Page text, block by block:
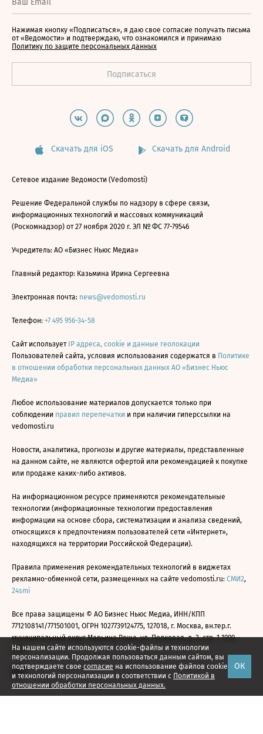
На нашем сайте используются cookie-файлы и технологии
персонализации. Продолжая пользоваться данным сайтом, вы
подтверждаете свое согласие на использование файлов cookie
и технологий персонализации в соответствии с Политикой в
отношении обработки персональных данных.
ОК
Нажимая кнопку «Подписаться», я даю свое согласие получать письма
от «Ведомости» и подтверждаю, что ознакомился и принимаю
Политику по защите персональных данных
Скачать для iOS Скачать для Android
Сетевое издание Ведомости (Vedomosti)
Решение Федеральной службы по надзору в сфере связи,
информационных технологий и массовых коммуникаций
(Роскомнадзор) от 27 ноября 2020 г. ЭЛ № ФС 77-79546
Учредитель: АО «Бизнес Ньюс Медиа»
Главный редактор: Казьмина Ирина Сергеевна
Электронная почта: news@vedomosti.ru
Телефон: +7 495 956-34-58
Сайт использует IP адреса, cookie и данные геолокации
Пользователей сайта, условия использования содержатся в Политике
в отношении обработки персональных данных АО «Бизнес Ньюс
Медиа»
Любое использование материалов допускается только при
соблюдении правил перепечатки и при наличии гиперссылки на
vedomosti.ru
Новости, аналитика, прогнозы и другие материалы, представленные
на данном сайте, не являются офертой или рекомендацией к покупке
или продаже каких-либо активов.
На информационном ресурсе применяются рекомендательные
технологии (информационные технологии предоставления
информации на основе сбора, систематизации и анализа сведений,
относящихся к предпочтениям пользователей сети «Интернет»,
находящихся на территории Российской Федерации).
Правила применения рекомендательных технологий в виджетах
рекламно-обменной сети, размещенных на сайте vedomosti.ru: СМИ2,
24smi
Все права защищены © АО Бизнес Ньюс Медиа, ИНН/КПП
7712108141/771501001, ОГРН 1027739124775, 127018, г. Москва, вн.тер.г.
муниципальный округ Марьина Роща, ул. Полковая, д. 3, стр. 1 1999—
2026